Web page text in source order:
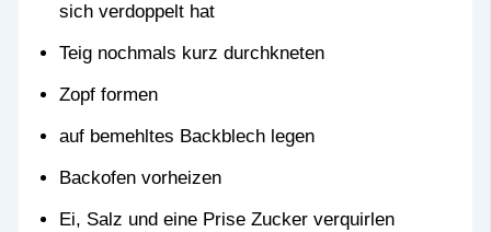
sich verdoppelt hat
Teig nochmals kurz durchkneten
Zopf formen
auf bemehltes Backblech legen
Backofen vorheizen
Ei, Salz und eine Prise Zucker verquirlen